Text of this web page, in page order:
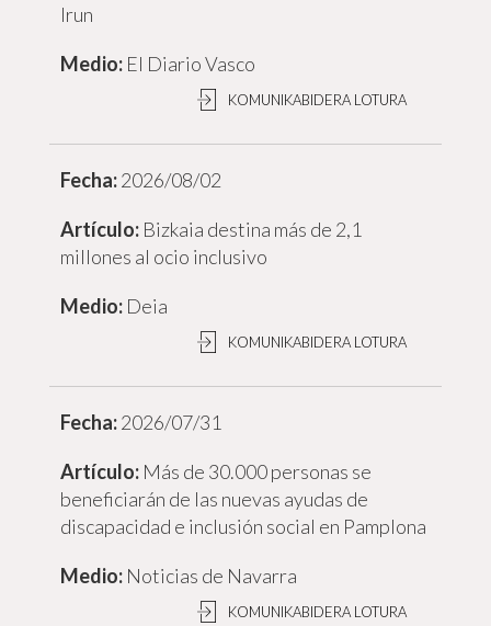
Irun
El Diario Vasco
KOMUNIKABIDERA LOTURA
2026/08/02
Bizkaia destina más de 2,1
millones al ocio inclusivo
Deia
KOMUNIKABIDERA LOTURA
2026/07/31
Más de 30.000 personas se
beneficiarán de las nuevas ayudas de
discapacidad e inclusión social en Pamplona
Noticias de Navarra
KOMUNIKABIDERA LOTURA